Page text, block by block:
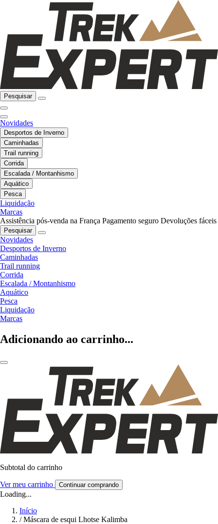
Pesquisar
Novidades
Desportos de Inverno
Caminhadas
Trail running
Corrida
Escalada / Montanhismo
Aquático
Pesca
Liquidação
Marcas
Assistência pós-venda na França Pagamento seguro Devoluções fáceis
Pesquisar
Novidades
Desportos de Inverno
Caminhadas
Trail running
Corrida
Escalada / Montanhismo
Aquático
Pesca
Liquidação
Marcas
Adicionando ao carrinho...
Subtotal do carrinho
Ver meu carrinho Continuar comprando
Loading...
Início
/ Máscara de esqui Lhotse Kalimba